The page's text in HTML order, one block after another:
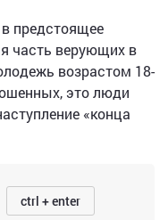
предстоящее
часть верующих в
возрастом 18-
это люди
«конца
ctrl + enter